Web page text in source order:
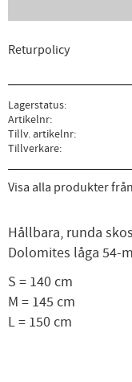
Returpolicy
Lagerstatus
Artikelnr
Tillv. artikelnr
Tillverkare
Visa alla produkter
Hållbara, runda
Dolomites låga 54-
S = 140 cm
M = 145 cm
L = 150 cm